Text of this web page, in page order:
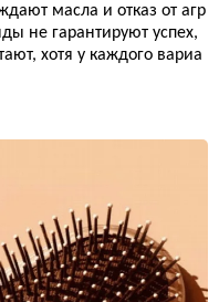
масла и отказ от агр
не гарантируют успех,
хотя у каждого вариа